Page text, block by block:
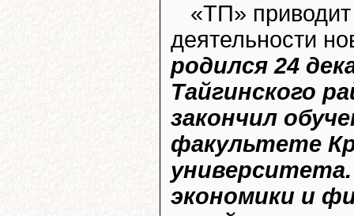
«ТП» приводит
деятельности
родился 24
Тайгинского
закончил
факультете
экономики и